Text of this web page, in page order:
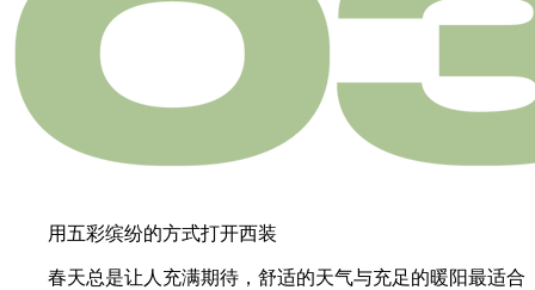
用五彩缤纷的方式打开西装
春天总是让人充满期待，舒适的天气与充足的暖阳最适合